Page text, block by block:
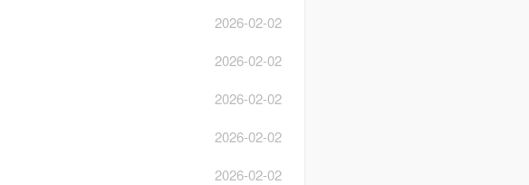
2026-02-02
2026-02-02
2026-02-02
2026-02-02
2026-02-02